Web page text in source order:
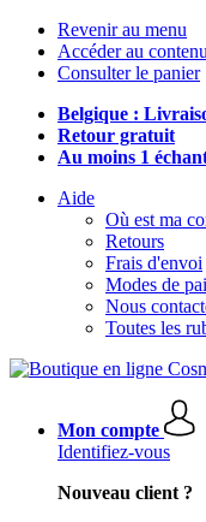
Revenir au menu
Accéder au contenu
Consulter le panier
Belgique :
Retour gratuit
Au moins 1
Aide
Où est ma
Retours
Frais d'envoi
Modes de
Nous
Toutes les
Mon compte
Identifiez-vous
Nouveau client ?